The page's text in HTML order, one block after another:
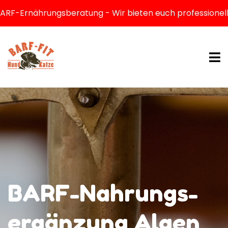
Ernährungsberatung - Wir bieten euch
BARF-Nahrungs­